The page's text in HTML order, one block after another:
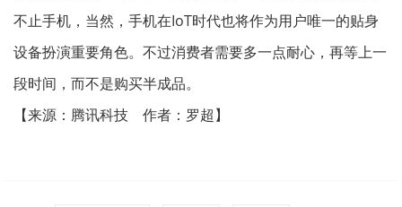
不止手机，当然，手机在IoT时代也将作为用户唯一的贴身
设备扮演重要角色。不过消费者需要多一点耐心，再等上一
段时间，而不是购买半成品。
【来源：腾讯科技 作者：罗超】